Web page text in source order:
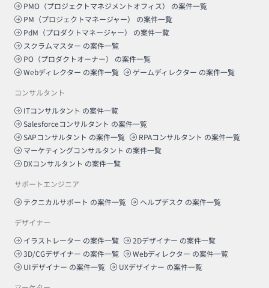
PMO（プロジェクトマネジメントオフィス）
の案件一覧
PM（プロジェクトマネージャー）
の案件一覧
PdM（プロダクトマネージャー）
の案件一覧
スクラムマスター の案件一覧
PO（プロダクトオーナー）
の案件一覧
Webディレクター の案件一覧 ゲームディレクター の案件一覧
コンサルタント
ITコンサルタント の案件一覧
Salesforceコンサルタント の案件一覧
SAPコンサルタント の案件一覧 RPAコンサルタント の案件一覧
マーケティングコンサルタント の案件一覧
DXコンサルタント の案件一覧
サポートエンジニア
テクニカルサポート の案件一覧 ヘルプデスク の案件一覧
デザイナー
イラストレーター の案件一覧 2Dデザイナー の案件一覧
3D/CGデザイナー の案件一覧 Webディレクター の案件一覧
UIデザイナー の案件一覧 UXデザイナー の案件一覧